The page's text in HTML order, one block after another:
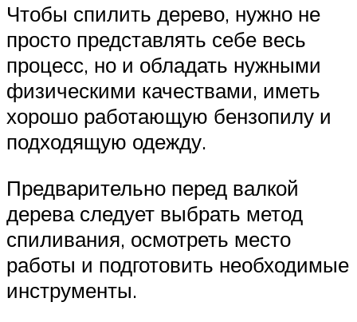
Чтобы спилить дерево, нужно не
просто представлять себе весь
процесс, но и обладать нужными
физическими качествами, иметь
хорошо работающую бензопилу и
подходящую одежду.
Предварительно перед валкой
дерева следует выбрать метод
спиливания, осмотреть место
работы и подготовить необходимые
инструменты.